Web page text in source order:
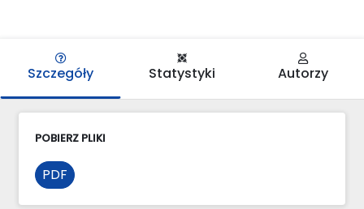
Szczegóły Statystyki Autorzy
POBIERZ PLIKI
PDF